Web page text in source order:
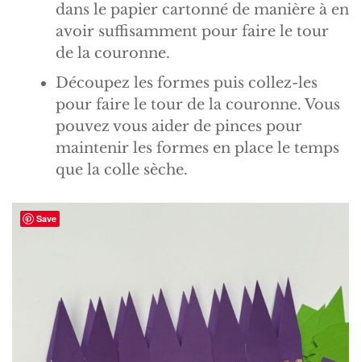
dans le papier cartonné de manière à en
avoir suffisamment pour faire le tour
de la couronne.
Découpez les formes puis collez-les
pour faire le tour de la couronne. Vous
pouvez vous aider de pinces pour
maintenir les formes en place le temps
que la colle sèche.
Save